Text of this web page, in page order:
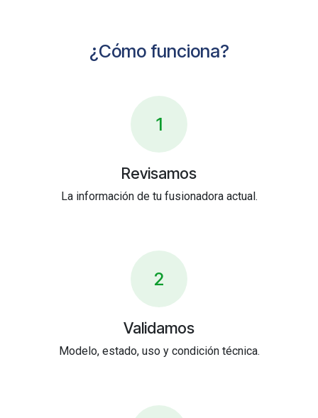
¿Cómo funciona?
1
Revisamos
La información de tu fusionadora actual.
2
Validamos
Modelo, estado, uso y condición técnica.